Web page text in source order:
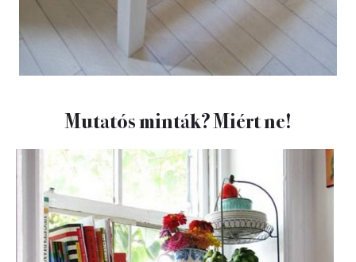
Mutatós minták? Miért ne!